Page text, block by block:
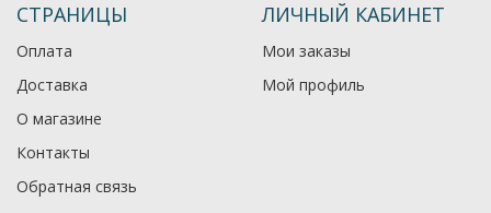
СТРАНИЦЫ
Оплата
Доставка
О магазине
Контакты
Обратная связь
ЛИЧНЫЙ КАБИНЕТ
Мои заказы
Мой профиль